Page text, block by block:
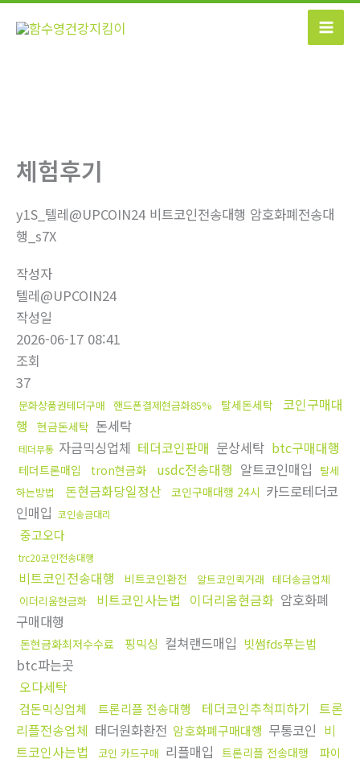
콘
체험후기
y1S_텔레@UPCOIN24 비트코인전송대행 암호화폐전송대
행_s7X
작성자
텔레@UPCOIN24
작성일
2026-06-17 08:41
조회
37
문화상품권테더구매 핸드폰결제현금화85% 탈세돈세탁
코인구매대
행
현금돈세탁 돈세탁
테더무통 자금믹싱업체 테더코인판매 문상세탁 btc구매대행
테더트론매입 tron현금화 usdc전송대행 알트코인매입
탈세
하는방법
돈현금화당일정산 코인구매대행 24시 카드로테더코
인매입 코인송금대리
중고오다
trc20코인전송대행
비트코인전송대행 비트코인환전 알트코인퀵거래 테더송금업체
이더리움현금화
비트코인사는법 이더리움현금화 암호화폐
구매대행
돈현금화최저수수료 핑믹싱 컬쳐랜드매입 빗썸fds푸는법
btc파는곳
오다세탁
검돈믹싱업체 트론리플 전송대행 테더코인추척피하기 트론
리플전송업체 태더원화환전 암호화폐구매대행 무통코인 비
트코인사는법
코인 카드구매 리플매입 트론리플 전송대행
파이